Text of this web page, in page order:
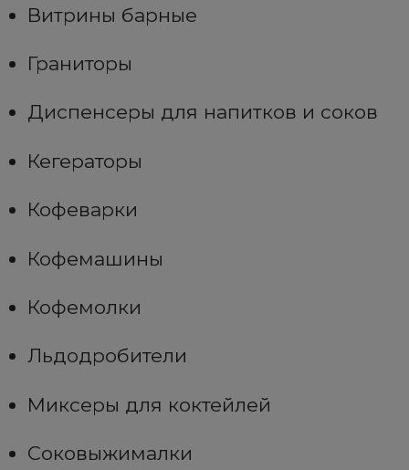
Витрины барные
Граниторы
Диспенсеры для напитков и соков
Кегераторы
Кофеварки
Кофемашины
Кофемолки
Льдодробители
Миксеры для коктейлей
Соковыжималки